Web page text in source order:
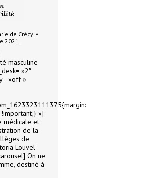
de Crécy
2021
masculine
»2″
»off »
»]
médicale et
de la
de
Louvel
On ne
destiné à